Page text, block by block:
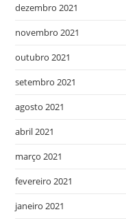
dezembro 2021
novembro 2021
outubro 2021
setembro 2021
agosto 2021
abril 2021
março 2021
fevereiro 2021
janeiro 2021